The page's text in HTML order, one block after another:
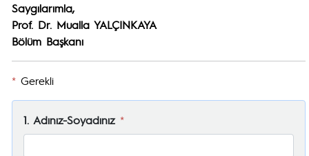
Saygılarımla,
Prof. Dr. Mualla YALÇINKAYA
Bölüm Başkanı
* Gerekli
1. Adınız-Soyadınız *